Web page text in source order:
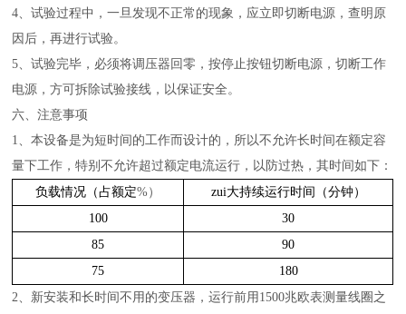
4、试验过程中，一旦发现不正常的现象，应立即切断电源，查明原
因后，再进行试验。
5、试验完毕，必须将调压器回零，按停止按钮切断电源，切断工作
电源，方可拆除试验接线，以保证安全。
六、注意事项
1、本设备是为短时间的工作而设计的，所以不允许长时间在额定容
量下工作，特别不允许超过额定电流运行，以防过热，其时间如下：
负载情况（占额定%）
zui大持续运行时间（分钟）
100
30
85
90
75
180
2、新安装和长时间不用的变压器，运行前用1500兆欧表测量线圈之